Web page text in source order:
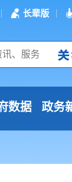
长辈版
数据 政务